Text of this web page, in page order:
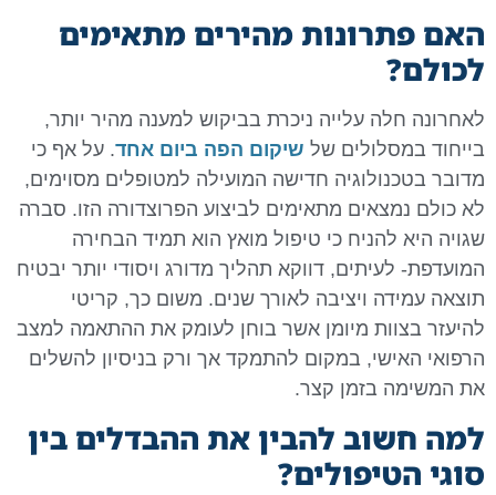
האם פתרונות מהירים מתאימים
לכולם?
לאחרונה חלה עלייה ניכרת בביקוש למענה מהיר יותר,
בייחוד במסלולים של שיקום הפה ביום אחד. על אף כי
מדובר בטכנולוגיה חדישה המועילה למטופלים מסוימים,
לא כולם נמצאים מתאימים לביצוע הפרוצדורה הזו. סברה
שגויה היא להניח כי טיפול מואץ הוא תמיד הבחירה
המועדפת- לעיתים, דווקא תהליך מדורג ויסודי יותר יבטיח
תוצאה עמידה ויציבה לאורך שנים. משום כך, קריטי
להיעזר בצוות מיומן אשר בוחן לעומק את ההתאמה למצב
הרפואי האישי, במקום להתמקד אך ורק בניסיון להשלים
את המשימה בזמן קצר.
למה חשוב להבין את ההבדלים בין
סוגי הטיפולים?